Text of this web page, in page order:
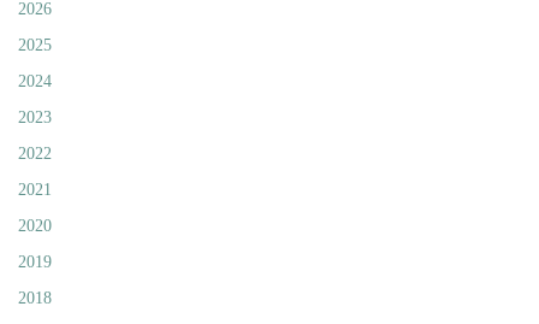
2026
2025
2024
2023
2022
2021
2020
2019
2018